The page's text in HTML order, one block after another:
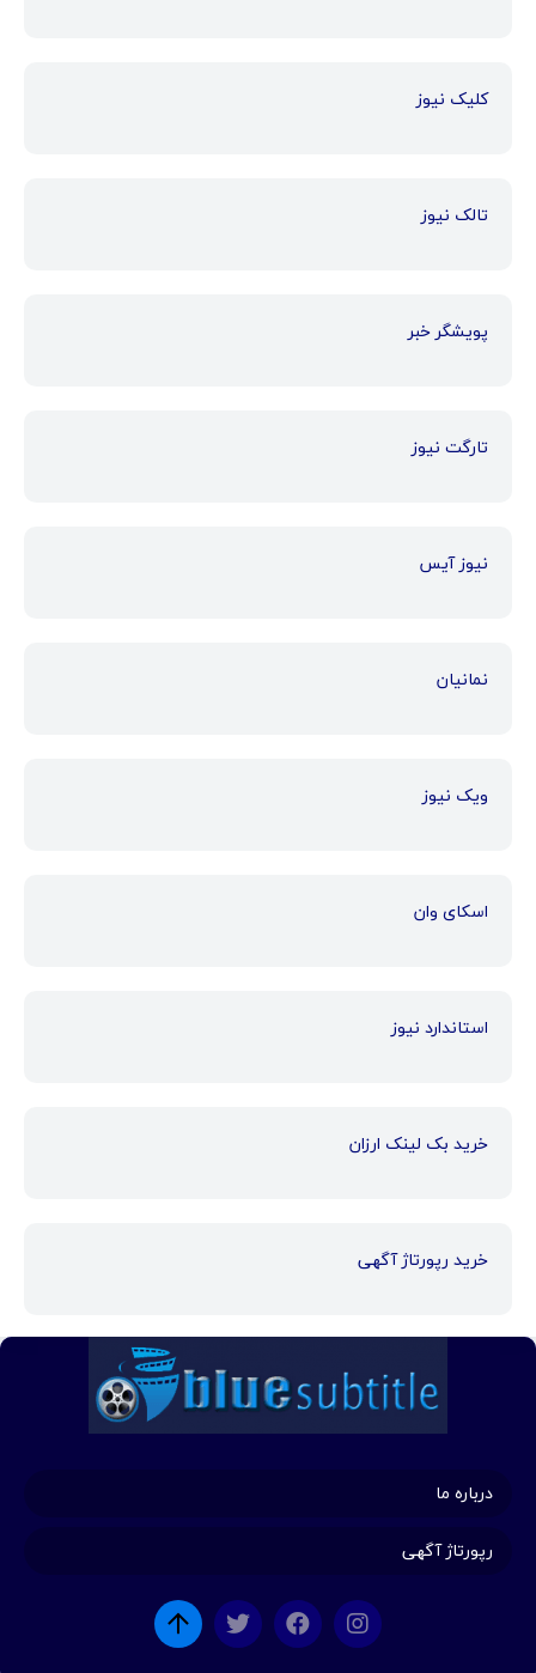
کلیک نیوز
تالک نیوز
پویشگر خبر
تارگت نیوز
نیوز آیس
نمانیان
ویک نیوز
اسکای وان
استاندارد نیوز
خرید بک لینک ارزان
خرید رپورتاژ آگهی
درباره ما
رپورتاژ آگهی